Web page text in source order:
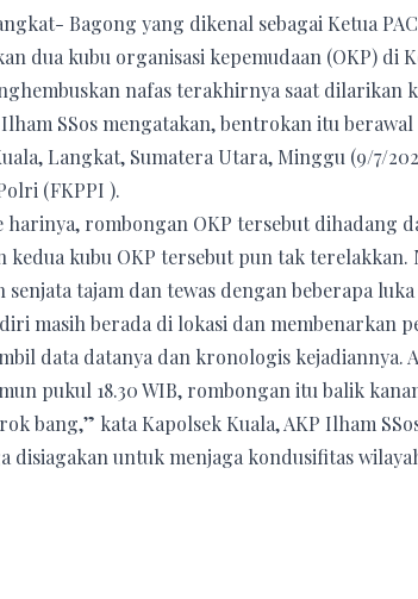
Bagong yang dikenal sebagai Ketua
dua kubu organisasi kepemudaan (OKP) di
nafas terakhirnya saat dilarikan
Ilham SSos mengatakan, bentrokan itu
Langkat, Sumatera Utara, Minggu (9/7/
(FKPPI ).
harinya, rombongan OKP tersebut dihadang
kedua kubu OKP tersebut pun tak terelakkan.
senjata tajam dan tewas dengan beberapa
masih berada di lokasi dan membenarkan
data datanya dan kronologis kejadiannya.
pukul 18.30 WIB, rombongan itu balik
bang,” kata Kapolsek Kuala, AKP Ilham
disiagakan untuk menjaga kondusifitas